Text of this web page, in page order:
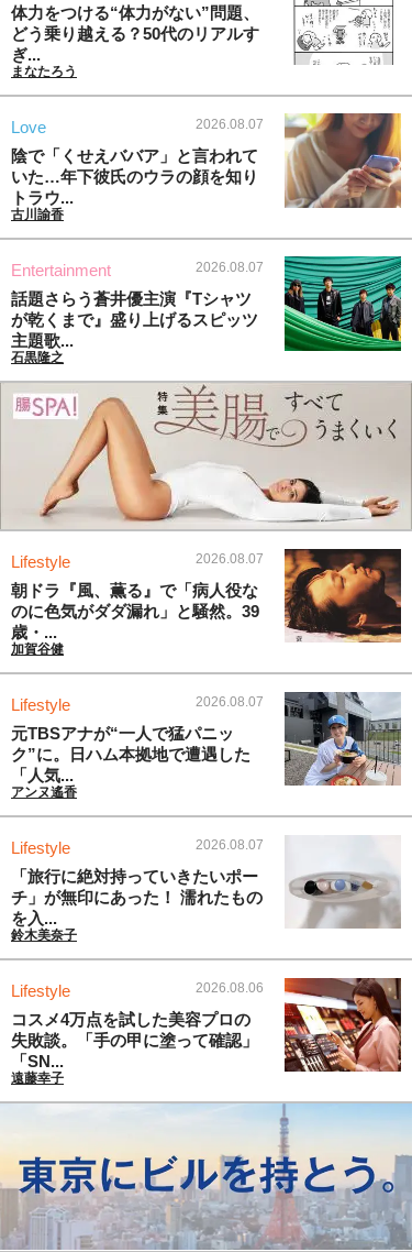
体力をつける“体力がない”問題、
どう乗り越える？50代のリアルす
ぎ...
まなたろう
Love 2026.08.07
陰で「くせえババア」と言われて
いた…年下彼氏のウラの顔を知り
トラウ...
古川諭香
Entertainment 2026.08.07
話題さらう蒼井優主演『Tシャツ
が乾くまで』盛り上げるスピッツ
主題歌...
石黒隆之
Lifestyle 2026.08.07
朝ドラ『風、薫る』で「病人役な
のに色気がダダ漏れ」と騒然。39
歳・...
加賀谷健
Lifestyle 2026.08.07
元TBSアナが“一人で猛パニッ
ク”に。日ハム本拠地で遭遇した
「人気...
アンヌ遙香
Lifestyle 2026.08.07
「旅行に絶対持っていきたいポー
チ」が無印にあった！ 濡れたもの
を入...
鈴木美奈子
Lifestyle 2026.08.06
コスメ4万点を試した美容プロの
失敗談。「手の甲に塗って確認」
「SN...
遠藤幸子